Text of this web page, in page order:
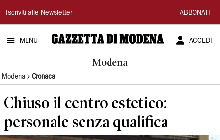
Gazzetta
di
Modena
Iscriviti alle Newsletter ABBONATI
MENU ACCEDI
Modena
Modena Cronaca
Chiuso il centro estetico:
personale senza qualifica